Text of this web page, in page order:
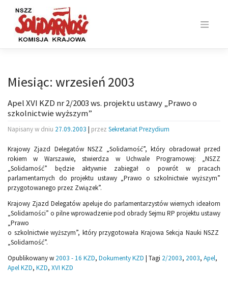
content
Miesiąc: wrzesień 2003
Apel XVI KZD nr 2/2003 ws. projektu ustawy „Prawo o
szkolnictwie wyższym”
Napisany w dniu 27.09.2003 | przez Sekretariat Prezydium
Krajowy Zjazd Delegatów NSZZ „Solidarność”, który obradował przed
rokiem w Warszawie, stwierdza w Uchwale Programowej: „NSZZ
„Solidarność” będzie aktywnie zabiegał o powrót w pracach
parlamentarnych do projektu ustawy „Prawo o szkolnictwie wyższym”
przygotowanego przez Związek”.
Krajowy Zjazd Delegatów apeluje do parlamentarzystów wiernych ideałom
„Solidarności” o pilne wprowadzenie pod obrady Sejmu RP projektu ustawy
„Prawo
o szkolnictwie wyższym”, który przygotowała Krajowa Sekcja Nauki NSZZ
„Solidarność”.
Opublikowany w 2003 - 16 KZD, Dokumenty KZD | Tagi 2/2003, 2003, Apel,
Apel KZD, KZD, XVI KZD